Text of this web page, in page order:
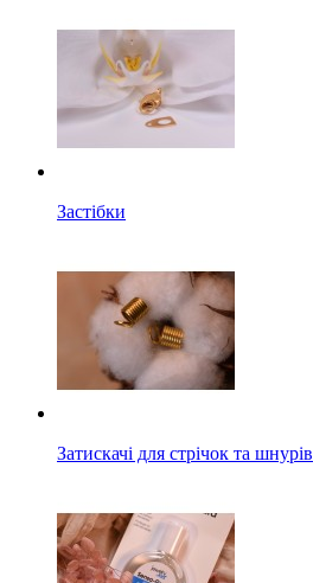
Застібки
Затискачі для стрічок та шнурів